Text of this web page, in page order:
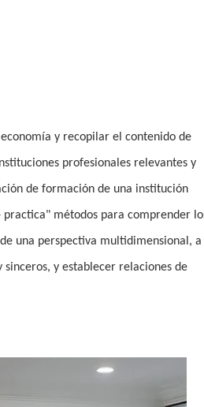
y recopilar el contenido de
profesionales relevantes y
de formación de una institución
métodos para comprender
una perspectiva multidimensional, a
y establecer relaciones de